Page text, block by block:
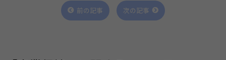
前の記事 次の記事